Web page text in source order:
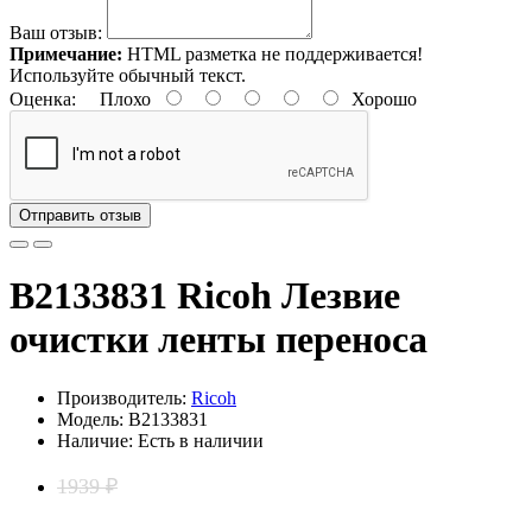
Ваш отзыв:
Примечание: HTML разметка не поддерживается!
Используйте обычный текст.
Оценка: Плохо Хорошо
Отправить отзыв
B2133831 Ricoh Лезвие
очистки ленты переноса
Производитель: Ricoh
Модель: B2133831
Наличие: Есть в наличии
1939 ₽